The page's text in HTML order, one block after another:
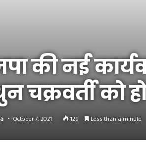
की नई
चक्रवर्ती को
October 7, 2021 128 Less than a minute